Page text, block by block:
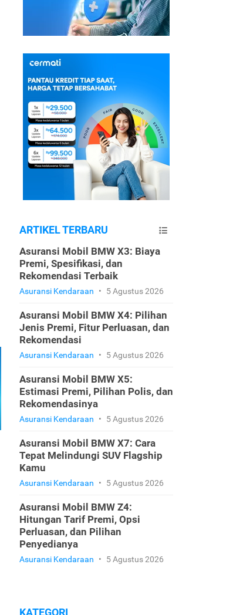
ARTIKEL TERBARU
Asuransi Mobil BMW X3: Biaya
Premi, Spesifikasi, dan
Rekomendasi Terbaik
Asuransi Kendaraan • 5 Agustus 2026
Asuransi Mobil BMW X4: Pilihan
Jenis Premi, Fitur Perluasan, dan
Rekomendasi
Asuransi Kendaraan • 5 Agustus 2026
Asuransi Mobil BMW X5:
Estimasi Premi, Pilihan Polis, dan
Rekomendasinya
Asuransi Kendaraan • 5 Agustus 2026
Asuransi Mobil BMW X7: Cara
Tepat Melindungi SUV Flagship
Kamu
Asuransi Kendaraan • 5 Agustus 2026
Asuransi Mobil BMW Z4:
Hitungan Tarif Premi, Opsi
Perluasan, dan Pilihan
Penyedianya
Asuransi Kendaraan • 5 Agustus 2026
KATEGORI